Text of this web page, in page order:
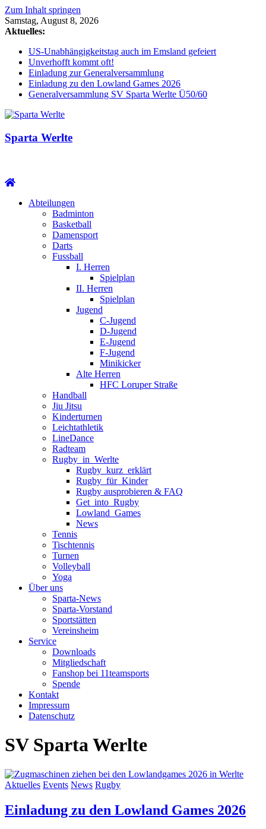
Zum Inhalt springen
Samstag, August 8, 2026
Aktuelles:
US-Unabhängigkeitstag auch im Emsland gefeiert
Unverhofft kommt oft!
Einladung zur Generalversammlung
Einladung zu den Lowland Games 2026
Generalversammlung SV Sparta Werlte Ü50/60
Sparta Werlte
Abteilungen
Badminton
Basketball
Damensport
Darts
Fussball
I. Herren
Spielplan
II. Herren
Spielplan
Jugend
C-Jugend
D-Jugend
E-Jugend
F-Jugend
Minikicker
Alte Herren
HFC Loruper Straße
Handball
Jiu Jitsu
Kinderturnen
Leichtathletik
LineDance
Radteam
Rugby_in_Werlte
Rugby_kurz_erklärt
Rugby_für_Kinder
Rugby ausprobieren & FAQ
Get_into_Rugby
Lowland_Games
News
Tennis
Tischtennis
Turnen
Volleyball
Yoga
Über uns
Sparta-News
Sparta-Vorstand
Sportstätten
Vereinsheim
Service
Downloads
Mitgliedschaft
Fanshop bei 11teamsports
Spende
Kontakt
Impressum
Datenschutz
SV Sparta Werlte
Aktuelles Events News Rugby
Einladung zu den Lowland Games 2026